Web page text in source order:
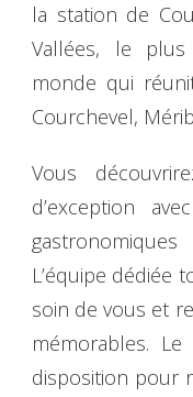
la station de
Vallées, le
monde qui
Courchevel,
Vous
d’exception
L’équipe dédiée
soin de vous et
mémorables.
disposition pour